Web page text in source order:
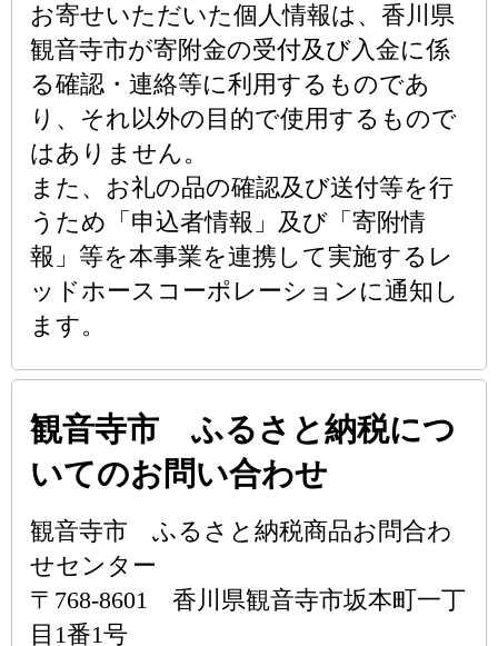
お寄せいただいた個人情報は、香川県
観音寺市が寄附金の受付及び入金に係
る確認・連絡等に利用するものであ
り、それ以外の目的で使用するもので
はありません。
また、お礼の品の確認及び送付等を行
うため「申込者情報」及び「寄附情
報」等を本事業を連携して実施するレ
ッドホースコーポレーションに通知し
ます。
観音寺市 ふるさと納税につ
いてのお問い合わせ
観音寺市 ふるさと納税商品お問合わ
せセンター
〒768-8601 香川県観音寺市坂本町一丁
目1番1号